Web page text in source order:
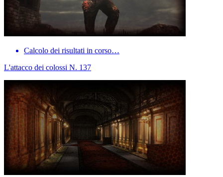
Calcolo dei risultati in corso…
L'attacco dei colossi N. 137